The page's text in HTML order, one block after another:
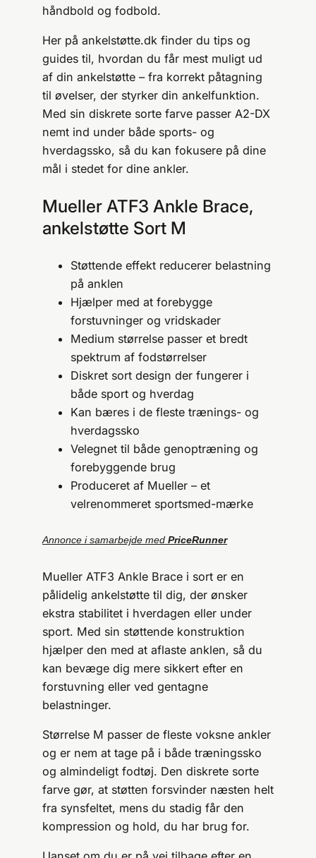
håndbold og fodbold.
Her på ankelstøtte.dk finder du tips og
guides til, hvordan du får mest muligt ud
af din ankelstøtte – fra korrekt påtagning
til øvelser, der styrker din ankelfunktion.
Med sin diskrete sorte farve passer A2-DX
nemt ind under både sports- og
hverdagssko, så du kan fokusere på dine
mål i stedet for dine ankler.
Mueller ATF3 Ankle Brace,
ankelstøtte Sort M
Støttende effekt reducerer belastning
på anklen
Hjælper med at forebygge
forstuvninger og vridskader
Medium størrelse passer et bredt
spektrum af fodstørrelser
Diskret sort design der fungerer i
både sport og hverdag
Kan bæres i de fleste trænings- og
hverdagssko
Velegnet til både genoptræning og
forebyggende brug
Produceret af Mueller – et
velrenommeret sportsmed-mærke
Annonce i samarbejde med PriceRunner
Mueller ATF3 Ankle Brace i sort er en
pålidelig ankelstøtte til dig, der ønsker
ekstra stabilitet i hverdagen eller under
sport. Med sin støttende konstruktion
hjælper den med at aflaste anklen, så du
kan bevæge dig mere sikkert efter en
forstuvning eller ved gentagne
belastninger.
Størrelse M passer de fleste voksne ankler
og er nem at tage på i både træningssko
og almindeligt fodtøj. Den diskrete sorte
farve gør, at støtten forsvinder næsten helt
fra synsfeltet, mens du stadig får den
kompression og hold, du har brug for.